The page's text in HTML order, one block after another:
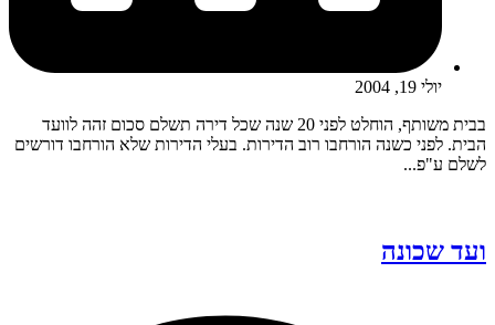
יולי 19, 2004
בבית משותף, הוחלט לפני 20 שנה שכל דירה תשלם סכום זהה לוועד
הבית. לפני כשנה הורחבו רוב הדירות. בעלי הדירות שלא הורחבו דורשים
לשלם ע"פ...
ועד שכונה